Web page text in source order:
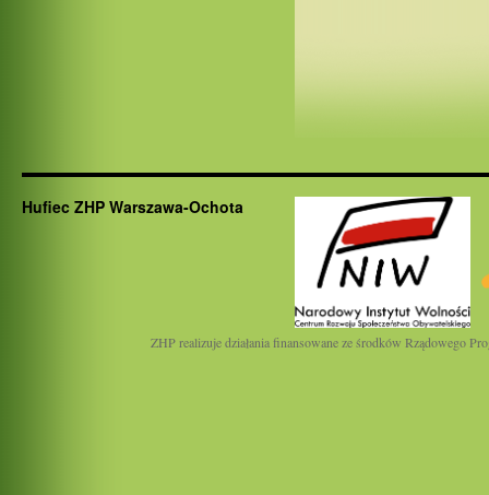
Hufiec ZHP Warszawa-Ochota
ZHP realizuje działania finansowane ze środków Rządowego